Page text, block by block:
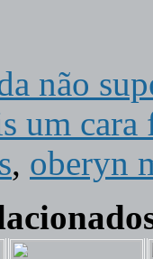
não
um cara
, oberyn